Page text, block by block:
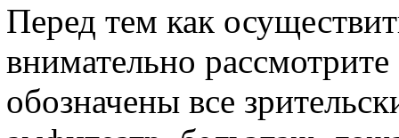
Перед тем как
внимательно
обозначены все